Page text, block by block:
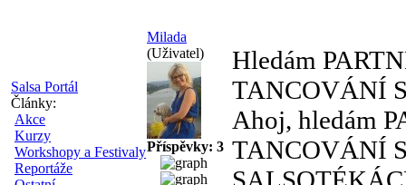
Salsa Portál
Články:
Akce
Kurzy
Workshopy a Festivaly
Reportáže
Milada
(Uživatel)
Příspěvky: 3
Hledám
TANCOVÁNÍ
Ahoj, hledám
TANCOVÁNÍ